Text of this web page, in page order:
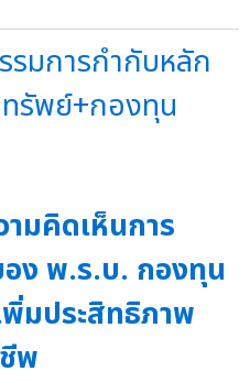
รมการกำกับหลัก
รัพย์+กองทุน
มคิดเห็นการ
ง พ.ร.บ. กองทุน
มประสิทธิภาพ
พ